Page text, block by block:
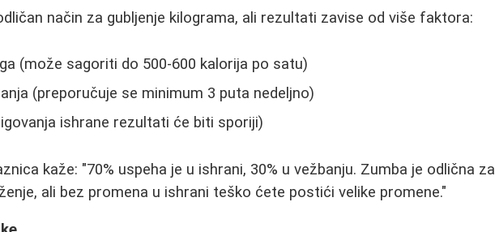
način za gubljenje kilograma, ali rezultati zavise od više faktora:
(može sagoriti do 500-600 kalorija po satu)
(preporučuje se minimum 3 puta nedeljno)
ishrane rezultati će biti sporiji)
kaže: "70% uspeha je u ishrani, 30% u vežbanju. Zumba je odlična za
ali bez promena u ishrani teško ćete postići velike promene."